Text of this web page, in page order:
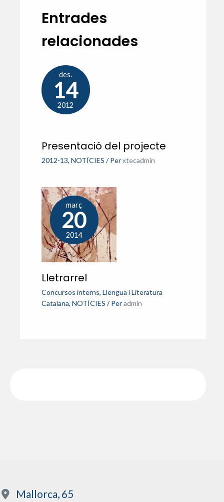
Entrades
relacionades
des.
14
2012
Presentació del projecte
2012-13, NOTÍCIES / Per xtecadmin
març
20
2014
Lletrarrel
Concursos interns, Llengua i Literatura
Catalana, NOTÍCIES / Per admin
Mallorca, 65